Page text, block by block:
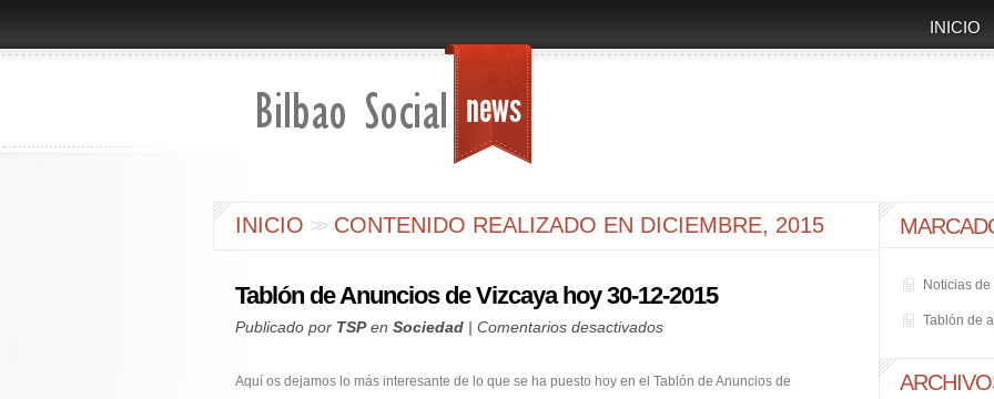
INICIO
INICIO >>CONTENIDO REALIZADO EN DICIEMBRE, 2015
Tablón de Anuncios de Vizcaya hoy 30-12-2015
Publicado por TSPen Sociedad | Comentarios desactivadosen
de
Aquí os dejamos lo más interesante de lo que se ha puesto hoy en el Tablón de Anuncios de
Noticias
Tablón de